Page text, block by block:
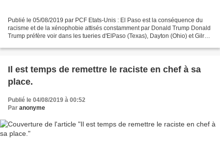
Publié le 05/08/2019 par PCF Etats-Unis : El Paso est la conséquence du
racisme et de la xénophobie attisés constamment par Donald Trump Donald
Trump préfère voir dans les tueries d'ElPaso (Texas), Dayton (Ohio) et Gilroy
Il est temps de remettre le raciste en chef à sa
place.
Publié le 04/08/2019 à 00:52
Par anonyme